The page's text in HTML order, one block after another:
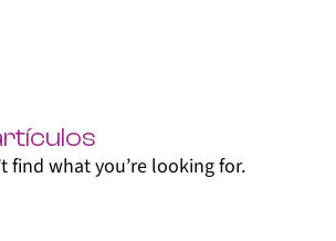
find what you’re looking for.